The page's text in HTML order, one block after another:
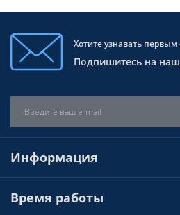
Хотите узнавать
Подпишитесь на
Информация
Время работы